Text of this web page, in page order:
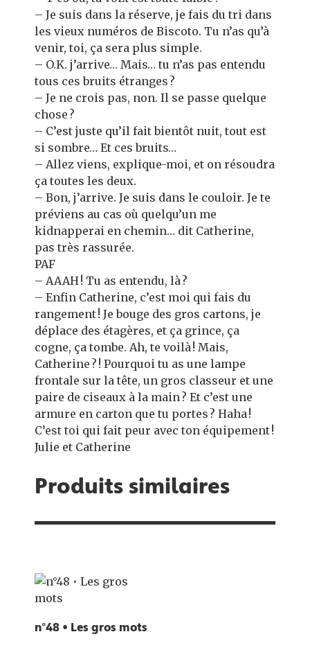
– Je suis dans la réserve, je fais du tri dans
les vieux numéros de Biscoto. Tu n’as qu’à
venir, toi, ça sera plus simple.
– O.K. j’arrive… Mais… tu n’as pas entendu
tous ces bruits étranges ?
– Je ne crois pas, non. Il se passe quelque
chose ?
– C’est juste qu’il fait bientôt nuit, tout est
si sombre… Et ces bruits…
– Allez viens, explique-moi, et on résoudra
ça toutes les deux.
– Bon, j’arrive. Je suis dans le couloir. Je te
préviens au cas où quelqu’un me
kidnapperai en chemin… dit Catherine,
pas très rassurée.
PAF
– AAAH ! Tu as entendu, là ?
– Enfin Catherine, c’est moi qui fais du
rangement ! Je bouge des gros cartons, je
déplace des étagères, et ça grince, ça
cogne, ça tombe. Ah, te voilà ! Mais,
Catherine ? ! Pourquoi tu as une lampe
frontale sur la tête, un gros classeur et une
paire de ciseaux à la main ? Et c’est une
armure en carton que tu portes ? Haha !
C’est toi qui fait peur avec ton équipement !
Julie et Catherine
Produits similaires
n°48 • Les gros mots